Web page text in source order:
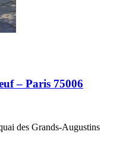
– Paris 75006
des Grands-Augustins